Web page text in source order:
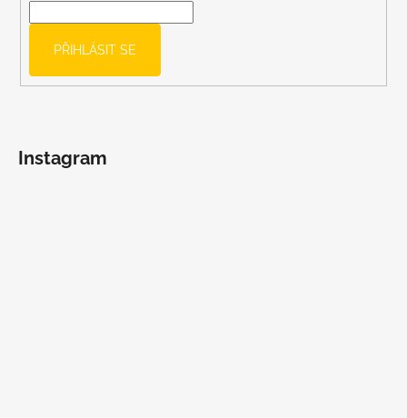
PŘIHLÁSIT SE
Instagram